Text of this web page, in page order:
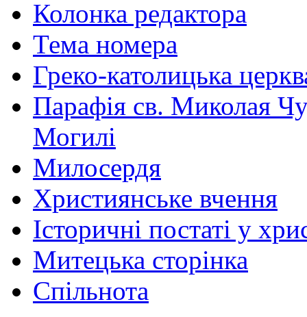
Колонка редактора
Тема номера
Греко-католицька
Парафія св. Миколая
Могилі
Милосердя
Християнське вчення
Історичні постаті у
Митецька сторінка
Спільнота